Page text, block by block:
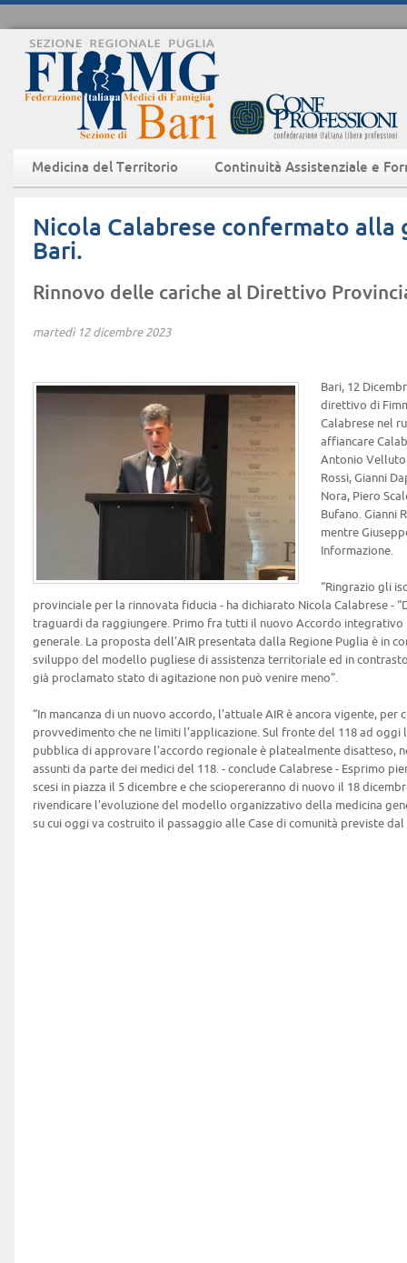
Medicina del Territorio Continuità Assistenziale e
Nicola Calabrese confermato alla
Bari.
Rinnovo delle cariche al Direttivo
martedì 12 dicembre 2023
Bari, 12
direttivo di
Calabrese nel
affiancare
Antonio Velluto
Rossi, Gianni
Nora, Piero
Bufano. Gianni
mentre
Informazione.
“Ringrazio gli
provinciale per la rinnovata fiducia - ha dichiarato Nicola Calabrese -
traguardi da raggiungere. Primo fra tutti il nuovo Accordo integrativo
generale. La proposta dell’AIR presentata dalla Regione Puglia è in
sviluppo del modello pugliese di assistenza territoriale ed in
già proclamato stato di agitazione non può venire meno”.
“In mancanza di un nuovo accordo, l’attuale AIR è ancora vigente, per
provvedimento che ne limiti l’applicazione. Sul fronte del 118 ad oggi
pubblica di approvare l’accordo regionale è platealmente disatteso,
assunti da parte dei medici del 118. - conclude Calabrese - Esprimo
scesi in piazza il 5 dicembre e che sciopereranno di nuovo il 18
rivendicare l’evoluzione del modello organizzativo della medicina
su cui oggi va costruito il passaggio alle Case di comunità previste dal